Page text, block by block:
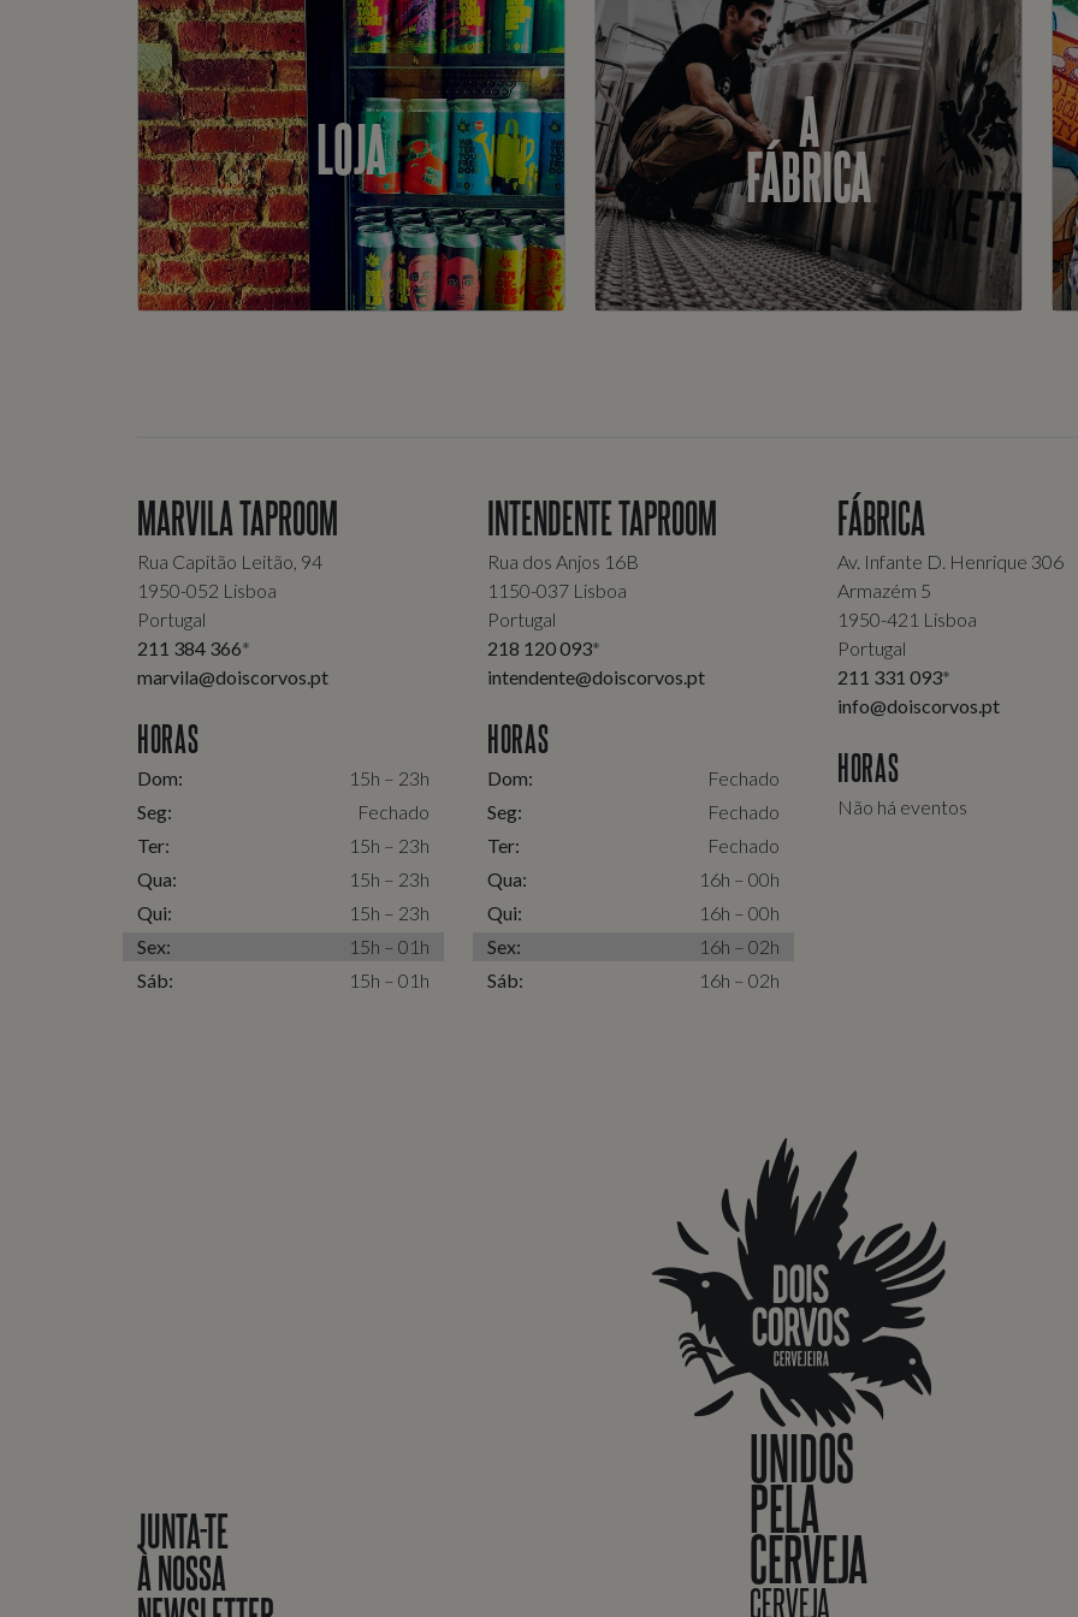
LOJA A
FÁBRICA
MARVILA TAPROOM
Rua Capitão Leitão, 94
1950-052 Lisboa
Portugal
211 384 366*
marvila@doiscorvos.pt
HORAS
Dom:
15h – 23h
Seg:
Fechado
Ter:
15h – 23h
Qua:
15h – 23h
Qui:
15h – 23h
Sex:
15h – 01h
Sáb:
15h – 01h
INTENDENTE TAPROOM
Rua dos Anjos 16B
1150-037 Lisboa
Portugal
218 120 093*
intendente@doiscorvos.pt
HORAS
Dom:
Fechado
Seg:
Fechado
Ter:
Fechado
Qua:
16h – 00h
Qui:
16h – 00h
Sex:
16h – 02h
Sáb:
16h – 02h
FÁBRICA
Av. Infante D. Henrique 306
Armazém 5
1950-421 Lisboa
Portugal
211 331 093*
info@doiscorvos.pt
HORAS
Não há eventos
JUNTA-TE
À NOSSA
UNIDOS
PELA
CERVEJA
CERVEJA